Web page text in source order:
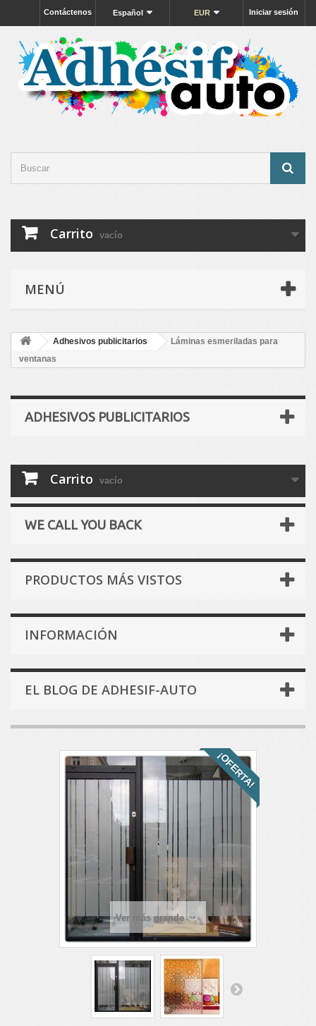
Iniciar sesión
EUR
Español
Contáctenos
Carrito vacío
MENÚ
Adhesivos publicitarios
Láminas esmeriladas para
ventanas
ADHESIVOS PUBLICITARIOS
Carrito vacío
WE CALL YOU BACK
PRODUCTOS MÁS VISTOS
INFORMACIÓN
EL BLOG DE ADHESIF-AUTO
¡OFERTA!
Ver más grande